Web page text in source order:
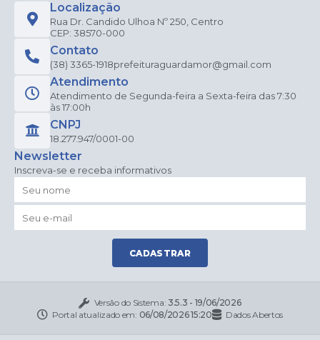
Localização
Rua Dr. Candido Ulhoa Nº 250, Centro
CEP: 38570-000
Contato
(38) 3365-1918prefeituraguardamor@gmail.com
Atendimento
Atendimento de Segunda-feira a Sexta-feira das 7:30
às 17:00h
CNPJ
18.277.947/0001-00
Newsletter
Inscreva-se e receba informativos
CADASTRAR
Versão do Sistema: 3.5.3 - 19/06/2026
Portal atualizado em: 06/08/2026 15:20 Dados Abertos